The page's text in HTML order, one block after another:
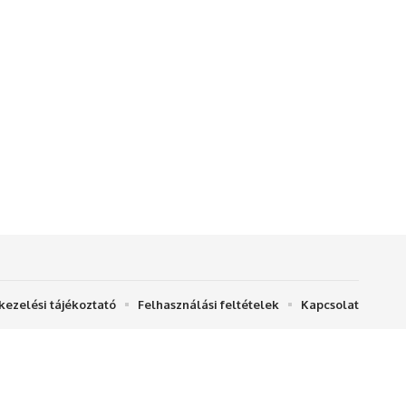
tájékoztató Felhasználási feltételek Kapcsolat